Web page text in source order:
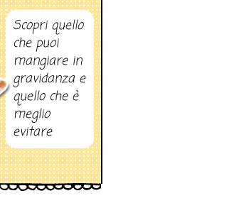
Scopri quello
che puoi
mangiare in
gravidanza e
quello che è
meglio
evitare